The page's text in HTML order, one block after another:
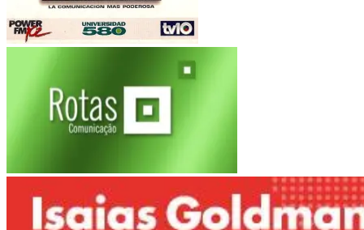
Fiat Auto
(Argentina-Brasil)
Marítimas Heinlein